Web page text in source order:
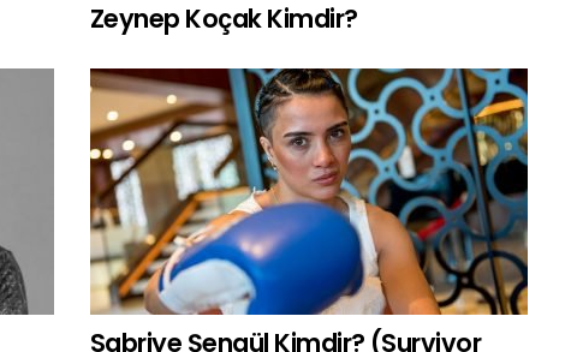
Zeynep Koçak Kimdir?
Sabriye Şengül Kimdir? (Survivor